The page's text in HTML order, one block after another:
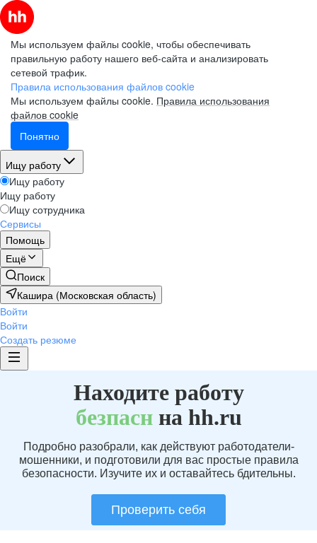
Мы используем файлы cookie, чтобы обеспечивать
правильную работу нашего веб-сайта и анализировать
сетевой трафик.
Правила использования файлов cookie
Мы используем файлы cookie. Правила использования
файлов cookie
Понятно
Ищу работу
Ищу работу
Ищу работу
Ищу сотрудника
Сервисы
Помощь
Ещё
Поиск
Кашира (Московская область)
Войти
Войти
Создать резюме
Находите работу
безпаснна hh.ru
Подробно разобрали, как действуют работодатели-
мошенники, и подготовили для вас простые правила
безопасности. Изучите их и оставайтесь бдительны.
Проверить себя